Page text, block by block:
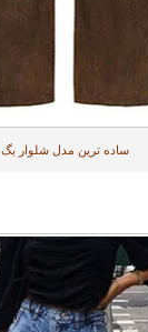
ساده ترین مدل شلوار بگ